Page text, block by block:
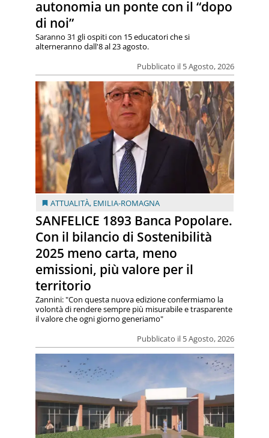
autonomia un ponte con il “dopo
di noi”
Pubblicato il 5 Agosto, 2026
Saranno 31 gli ospiti con 15 educatori che si
alterneranno dall'8 al 23 agosto.
ATTUALITÀ, EMILIA-ROMAGNA
SANFELICE 1893 Banca Popolare.
Con il bilancio di Sostenibilità
2025 meno carta, meno
emissioni, più valore per il
territorio
Pubblicato il 5 Agosto, 2026
Zannini: "Con questa nuova edizione confermiamo la
volontà di rendere sempre più misurabile e trasparente
il valore che ogni giorno generiamo"